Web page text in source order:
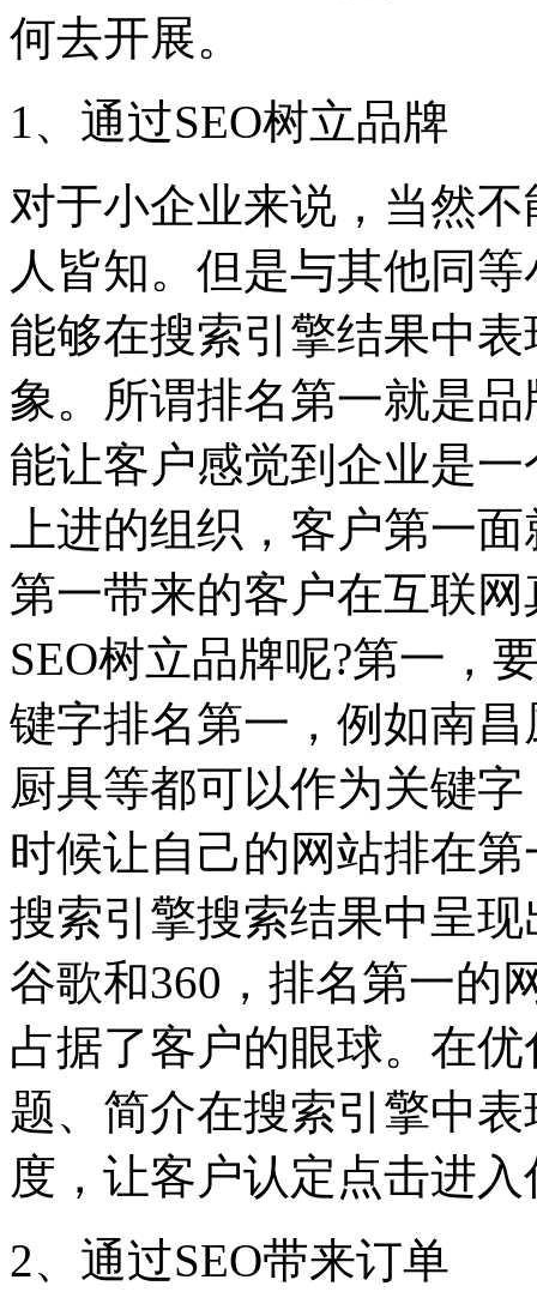
何去开展。
1、通过SEO树立品牌
对于小企业来说，当然
人皆知。但是与其他同
能够在搜索引擎结果中
象。所谓排名第一就是
能让客户感觉到企业是
上进的组织，客户第一
第一带来的客户在互联
SEO树立品牌呢?第一，
键字排名第一，例如南
厨具等都可以作为关键
时候让自己的网站排在
搜索引擎搜索结果中呈
谷歌和360，排名第一的
占据了客户的眼球。在
题、简介在搜索引擎中
度，让客户认定点击进
2、通过SEO带来订单